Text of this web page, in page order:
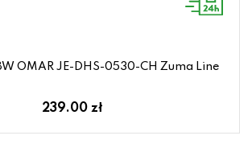
OMAR JE-DHS-0530-CH Zuma Line
239.00 zł